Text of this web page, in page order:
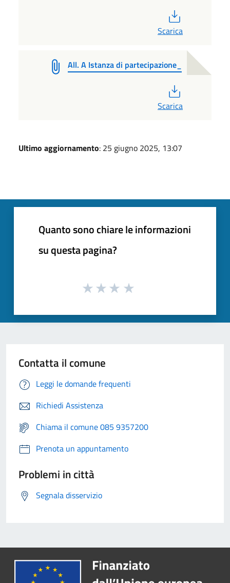
Scarica
All. A Istanza di partecipazione_
Scarica
Ultimo aggiornamento: 25 giugno 2025, 13:07
Quanto sono chiare le informazioni
su questa pagina?
Contatta il comune
Leggi le domande frequenti
Richiedi Assistenza
Chiama il comune 085 9357200
Prenota un appuntamento
Problemi in città
Segnala disservizio